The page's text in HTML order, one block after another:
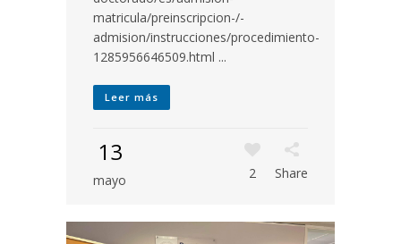
matricula/preinscripcion-/-
admision/instrucciones/procedimiento-
1285956646509.html ...
Leer más
13
mayo 2 Share